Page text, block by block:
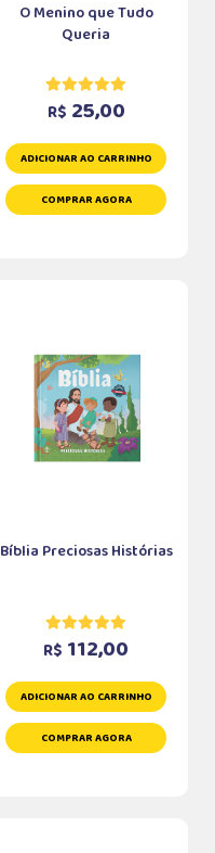
O Menino que Tudo
Queria
R$ 25,00
ADICIONAR AO CARRINHO
COMPRAR AGORA
Bíblia Preciosas Histórias
R$ 112,00
ADICIONAR AO CARRINHO
COMPRAR AGORA